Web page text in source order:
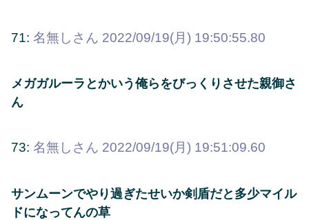
71: 名無しさん 2022/09/19(月) 19:50:55.80
メガガルーラとかいう俺らをびっくりさせた親御さ
ん
73: 名無しさん 2022/09/19(月) 19:51:09.60
サンムーンでやり過ぎたせいか剣盾だと多少マイル
ドになってんの草